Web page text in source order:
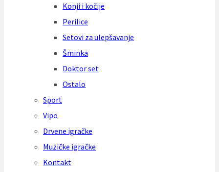
Konji i kočije
Perilice
Setovi za ulepšavanje
Šminka
Doktor set
Ostalo
Sport
Vipo
Drvene igračke
Muzičke igračke
Kontakt